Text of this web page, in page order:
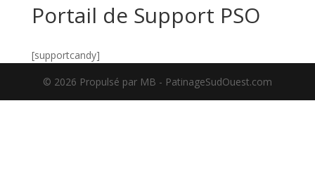
Portail de Support PSO
[supportcandy]
©️ 2026 Propulsé par MB - PatinageSudOuest.com